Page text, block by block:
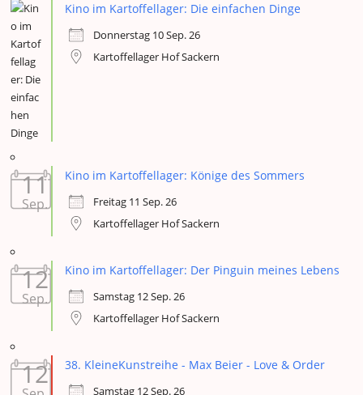
Kino im Kartoffellager: Die einfachen Dinge
Donnerstag 10 Sep. 26
Kartoffellager Hof Sackern
11
Sep.
Kino im Kartoffellager: Könige des Sommers
Freitag 11 Sep. 26
Kartoffellager Hof Sackern
12
Sep.
Kino im Kartoffellager: Der Pinguin meines Lebens
Samstag 12 Sep. 26
Kartoffellager Hof Sackern
12 38. KleineKunstreihe - Max Beier - Love & Order
Samstag 12 Sep. 26